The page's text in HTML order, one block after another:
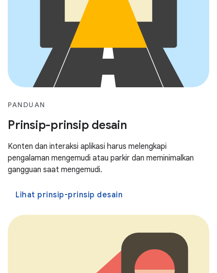
PANDUAN
Prinsip-prinsip desain
Konten dan interaksi aplikasi harus melengkapi
pengalaman mengemudi atau parkir dan meminimalkan
gangguan saat mengemudi.
Lihat prinsip-prinsip desain